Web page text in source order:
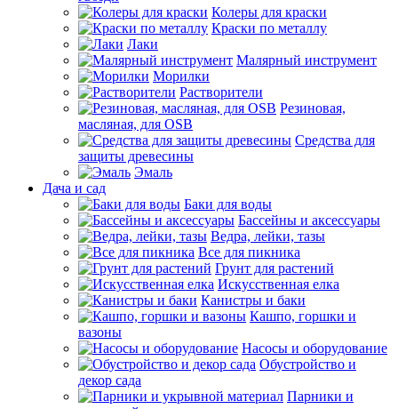
Колеры для краски
Краски по металлу
Лаки
Малярный инструмент
Морилки
Растворители
Резиновая,
масляная, для OSB
Средства для
защиты древесины
Эмаль
Дача и сад
Баки для воды
Бассейны и аксессуары
Ведра, лейки, тазы
Все для пикника
Грунт для растений
Искусственная елка
Канистры и баки
Кашпо, горшки и
вазоны
Насосы и оборудование
Обустройство и
декор сада
Парники и